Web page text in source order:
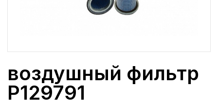
воздушный фильтр
P129791